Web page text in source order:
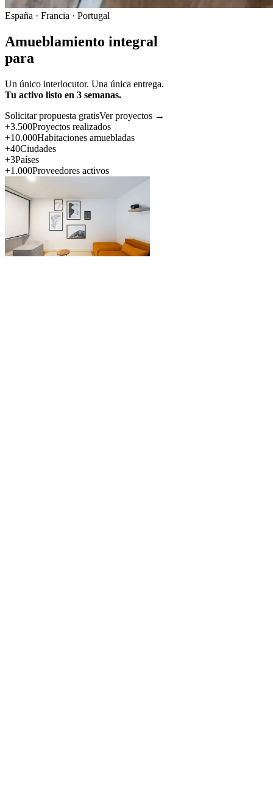
España · Francia · Portugal
Amueblamiento integral
para
Un único interlocutor. Una única entrega.
Tu activo listo en 3 semanas.
Solicitar propuesta gratisVer proyectos →
+3.500Proyectos realizados
+10.000Habitaciones amuebladas
+40Ciudades
+3Países
+1.000Proveedores activos